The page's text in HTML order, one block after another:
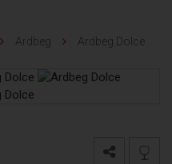
Ardbeg Ardbeg Dolce